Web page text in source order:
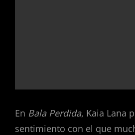
En Bala Perdida, Kaia Lana
sentimiento con el que